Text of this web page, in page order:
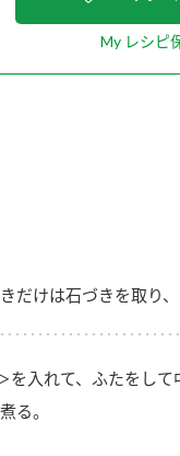
My レシピ
だけは石づきを取り、
を入れて、ふたをし
る。